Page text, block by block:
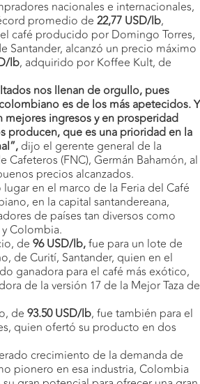
nacionales e internacionales,
promedio de 22,77 USD/lb,
café producido por Domingo Torres,
Santander, alcanzó un precio máximo
lb, adquirido por Koffee Kult, de
nos llenan de orgullo, pues
es de los más apetecidos. Y
mejores ingresos y en prosperidad
producen, que es una prioridad en la
dijo el gerente general de la
Cafeteros (FNC), Germán Bahamón, al
precios alcanzados.
lugar en el marco de la Feria del Café
en la capital santandereana,
de países tan diversos como
Colombia.
de 96 USD/lb,fue para un lote de
de Curití, Santander, quien en el
ganadora para el café más exótico,
de la versión 17 de la Mejor Taza de
de 93.50 USD/lb, fue también para el
quien ofertó su producto en dos
crecimiento de la demanda de
pionero en esa industria, Colombia